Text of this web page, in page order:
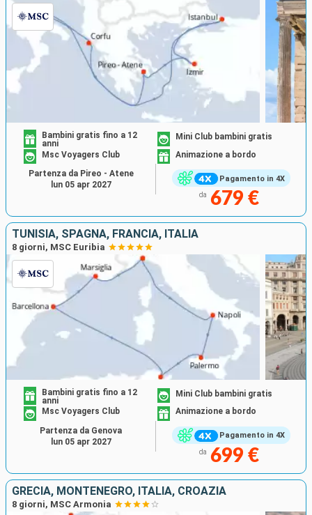
Pagamento in 4X
Bambini gratis fino a 12
anni
Mini Club bambini gratis
Msc Voyagers Club
Animazione a bordo
da 679 €
Partenza da Pireo - Atene
lun 05 apr 2027
TUNISIA, SPAGNA, FRANCIA, ITALIA
8 giorni, MSC Euribia
Pagamento in 4X
Bambini gratis fino a 12
anni
Mini Club bambini gratis
Msc Voyagers Club
Animazione a bordo
da 699 €
Partenza da Genova
lun 05 apr 2027
GRECIA, MONTENEGRO, ITALIA, CROAZIA
8 giorni, MSC Armonia